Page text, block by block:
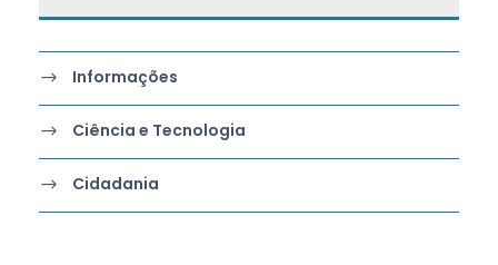
Informações
Ciência e Tecnologia
Cidadania